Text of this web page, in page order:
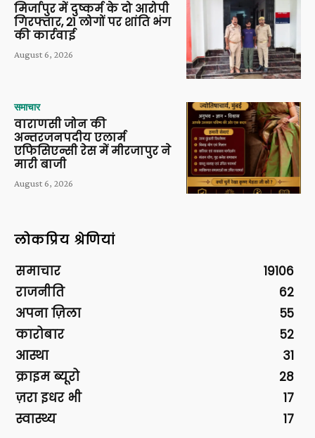
मिर्जापुर में दुष्कर्म के दो आरोपी
गिरफ्तार, 21 लोगों पर शांति भंग
की कार्रवाई
August 6, 2026
समाचार
वाराणसी जोन की
अन्तरजनपदीय एलार्म
एफिसिएन्सी रेस में मीरजापुर ने
मारी बाजी
August 6, 2026
लोकप्रिय श्रेणियां
समाचार
19106
राजनीति
62
अपना ज़िला
55
कारोबार
52
आस्था
31
क्राइम ब्यूरो
28
ज़रा इधर भी
17
स्वास्थ्य
17